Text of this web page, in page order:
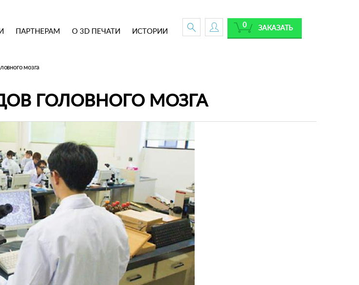
ПАРТНЕРАМ О 3D ПЕЧАТИ ИСТОРИИ ЗАКАЗАТЬ
0
мозга
ГОЛОВНОГО МОЗГА